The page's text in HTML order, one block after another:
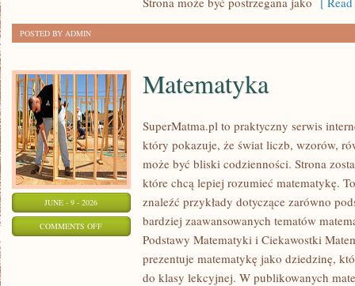
POSTED BY ADMIN
JUNE - 9 - 2026
COMMENTS OFFON
MATEMATYKA
Matematyka
SuperMatma.pl to praktyczny serwis
który pokazuje, że świat liczb, wzorów,
może być bliski codzienności. Strona
które chcą lepiej rozumieć matematykę.
znaleźć przykłady dotyczące zarówno
bardziej zaawansowanych tematów
Podstawy Matematyki i Ciekawostki
prezentuje matematykę jako dziedzinę,
do klasy lekcyjnej. W publikowanych